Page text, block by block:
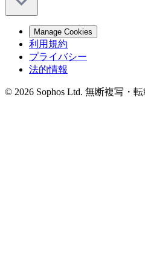
Manage Cookies
利用規約
プライバシー
法的情報
© 2026 Sophos Ltd. 無断複写・転